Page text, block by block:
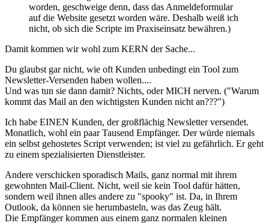
worden, geschweige denn, dass das Anmeldeformular
auf die Website gesetzt worden wäre. Deshalb weiß ich
nicht, ob sich die Scripte im Praxiseinsatz bewähren.)
Damit kommen wir wohl zum KERN der Sache...
Du glaubst gar nicht, wie oft Kunden unbedingt ein Tool zum
Newsletter-Versenden haben wollen....
Und was tun sie dann damit? Nichts, oder MICH nerven. ("Warum
kommt das Mail an den wichtigsten Kunden nicht an???")
Ich habe EINEN Kunden, der großflächig Newsletter versendet.
Monatlich, wohl ein paar Tausend Empfänger. Der würde niemals
ein selbst gehostetes Script verwenden; ist viel zu gefährlich. Er geht
zu einem spezialisierten Dienstleister.
Andere verschicken sporadisch Mails, ganz normal mit ihrem
gewohnten Mail-Client. Nicht, weil sie kein Tool dafür hätten,
sondern weil ihnen alles andere zu "spooky" ist. Da, in Ihrem
Outlook, da können sie herumbasteln, was das Zeug hält.
Die Empfänger kommen aus einem ganz normalen kleinen